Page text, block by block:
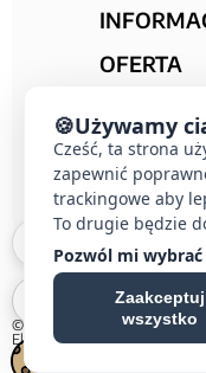
OFERTA
KONTAKT
© 2026 E-DOMUS |Kontakt
Electric|
🍪Używamy
Cześć, ta strona
zapewnić
trackingowe aby
To drugie będzie
Pozwól mi wybrać
Zaakceptuj
wszystko